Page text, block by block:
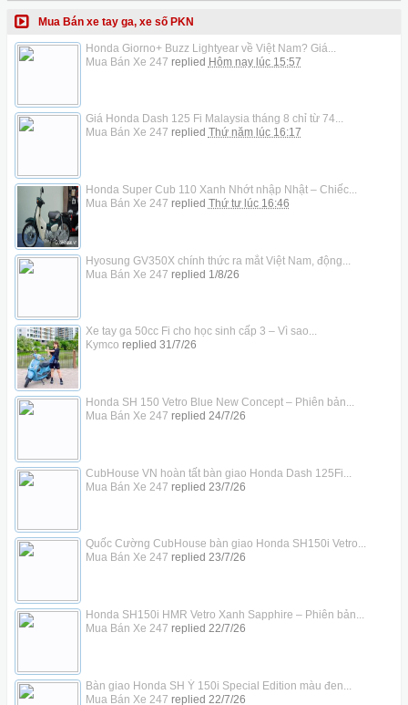
Mua Bán xe tay ga, xe số PKN
Honda Giorno+ Buzz Lightyear về Việt Nam? Giá...
Mua Bán Xe 247 replied Hôm nay lúc 15:57
Giá Honda Dash 125 Fi Malaysia tháng 8 chỉ từ 74...
Mua Bán Xe 247 replied Thứ năm lúc 16:17
Honda Super Cub 110 Xanh Nhớt nhập Nhật – Chiếc...
Mua Bán Xe 247 replied Thứ tư lúc 16:46
Hyosung GV350X chính thức ra mắt Việt Nam, động...
Mua Bán Xe 247 replied 1/8/26
Xe tay ga 50cc Fi cho học sinh cấp 3 – Vì sao...
Kymco replied 31/7/26
Honda SH 150 Vetro Blue New Concept – Phiên bản...
Mua Bán Xe 247 replied 24/7/26
CubHouse VN hoàn tất bàn giao Honda Dash 125Fi...
Mua Bán Xe 247 replied 23/7/26
Quốc Cường CubHouse bàn giao Honda SH150i Vetro...
Mua Bán Xe 247 replied 23/7/26
Honda SH150i HMR Vetro Xanh Sapphire – Phiên bản...
Mua Bán Xe 247 replied 22/7/26
Bàn giao Honda SH Ý 150i Special Edition màu đen...
Mua Bán Xe 247 replied 22/7/26